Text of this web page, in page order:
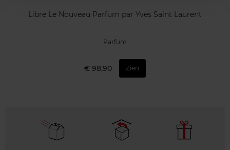
Libre Le Nouveau Parfum par Yves Saint Laurent
Parfum
€ 98,90 Zien